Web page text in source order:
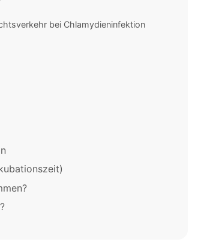
bei Chlamydieninfektion